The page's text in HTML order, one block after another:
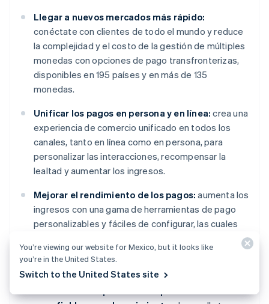
Llegar a nuevos mercados más rápido:
conéctate con clientes de todo el mundo y reduce
la complejidad y el costo de la gestión de múltiples
monedas con opciones de pago transfronterizas,
disponibles en 195 países y en más de 135
monedas.
Unificar los pagos en persona y en línea: crea una
experiencia de comercio unificado en todos los
canales, tanto en línea como en persona, para
personalizar las interacciones, recompensar la
lealtad y aumentar los ingresos.
Mejorar el rendimiento de los pagos: aumenta los
ingresos con una gama de herramientas de pago
personalizables y fáciles de configurar, las cuales
incluyen protección contra fraudes que no requiere
programación y funcionalidades avanzadas para
You’re viewing our website for Mexico, but it looks like
you’re in the United States.
Switch to the United States site